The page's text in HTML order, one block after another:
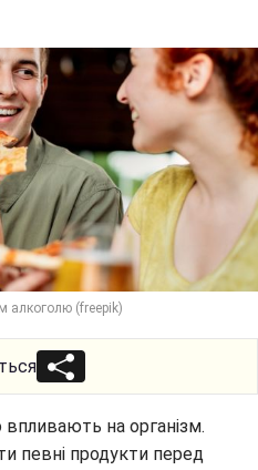
алкоголю (freepik)
впливають на організм.
певні продукти перед